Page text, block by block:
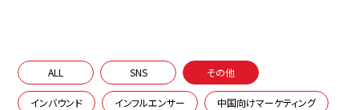
ALL SNS その他
インバウンド インフルエンサー 中国向けマーケティング